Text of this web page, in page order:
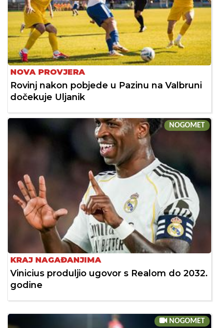
NOVA PROVJERA
Rovinj nakon pobjede u Pazinu na Valbruni
dočekuje Uljanik
NOGOMET
KRAJ NAGAĐANJIMA
Vinicius produljio ugovor s Realom do 2032.
godine
NOGOMET